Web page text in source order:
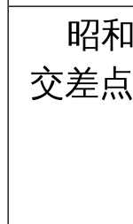
昭
交差